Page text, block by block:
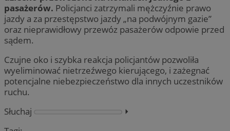
pasażerów. Policjanci zatrzymali mężczyźnie prawo
jazdy a za przestępstwo jazdy „na podwójnym gazie”
oraz nieprawidłowy przewóz pasażerów odpowie przed
sądem.
Czujne oko i szybka reakcja policjantów pozwoliła
wyeliminować nietrzeźwego kierującego, i zażegnać
potencjalne niebezpieczeństwo dla innych uczestników
ruchu.
Słuchaj
⏵︎